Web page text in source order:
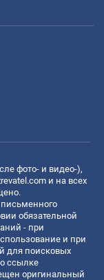
фото- и видео-),
и на всех
обязательной
- при
и при
для поисковых
ссылке
оригинальный